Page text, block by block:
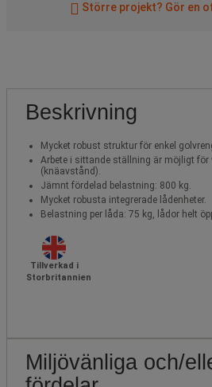
Större projekt? Gör en
Beskrivning
Mycket robust struktur för enkel
Arbete i sittande ställning är möjligt för
(knäavstånd).
Jämnt fördelad belastning: 800 kg.
Mycket robusta integrerade lådenheter.
Belastning per låda: 75 kg, lådor helt
Tillverkad i
Storbritannien
Miljövänliga och/